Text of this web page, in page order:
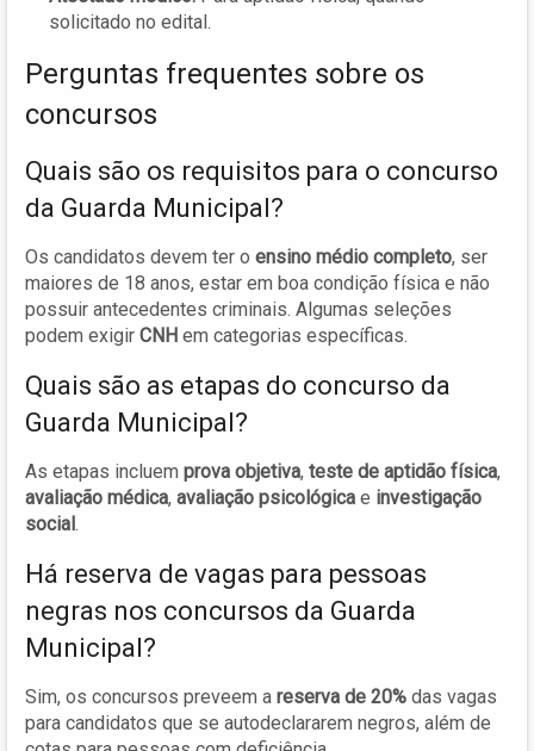
solicitado no edital.
Perguntas frequentes sobre os
concursos
Quais são os requisitos para o concurso
da Guarda Municipal?
Os candidatos devem ter o ensino médio completo, ser
maiores de 18 anos, estar em boa condição física e não
possuir antecedentes criminais. Algumas seleções
podem exigir CNH em categorias específicas.
Quais são as etapas do concurso da
Guarda Municipal?
As etapas incluem prova objetiva, teste de aptidão física,
avaliação médica, avaliação psicológica e investigação
social.
Há reserva de vagas para pessoas
negras nos concursos da Guarda
Municipal?
Sim, os concursos preveem a reserva de 20% das vagas
para candidatos que se autodeclararem negros, além de